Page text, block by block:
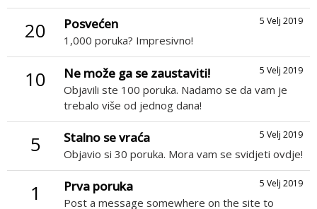
20 5 Velj 2019
Posvećen
1,000 poruka? Impresivno!
10 5 Velj 2019
Ne može ga se zaustaviti!
Objavili ste 100 poruka. Nadamo se da vam je
trebalo više od jednog dana!
5 5 Velj 2019
Stalno se vraća
Objavio si 30 poruka. Mora vam se svidjeti ovdje!
1 5 Velj 2019
Prva poruka
Post a message somewhere on the site to